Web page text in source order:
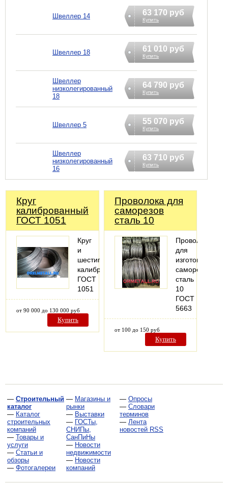
Швеллер 14 63 170 руб
Купить
Швеллер 18 61 010 руб
Купить
Швеллер
низколегированный
18
64 790 руб
Купить
Швеллер 5 55 070 руб
Купить
Швеллер
низколегированный
16
63 710 руб
Купить
Круг
калиброванный
ГОСТ 1051
Круг
и
шестигранник
калиброванный
ГОСТ
1051
от 90 000 до 130 000 руб
Купить
Проволока для
саморезов
сталь 10
Проволока
для
изготовления
саморезов
сталь
10
ГОСТ
5663
от 100 до 150 руб
Купить
— Строительный
каталог
— Каталог
строительных
компаний
— Товары и
услуги
— Статьи и
обзоры
— Фотогалереи
— Магазины и
рынки
— Выставки
— ГОСТы,
СНИПы,
СанПиНы
— Новости
недвижимости
— Новости
компаний
— Опросы
— Словари
терминов
— Лента
новостей RSS